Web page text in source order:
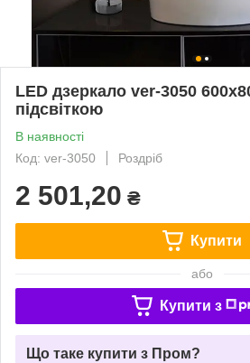
LED дзеркало ver-3050
підсвіткою
В наявності
Код: ver-3050
Роздріб
2 501,20 ₴
Купити
або
Купити з
Що таке купити з Пром?